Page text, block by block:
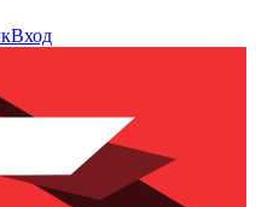
Вход